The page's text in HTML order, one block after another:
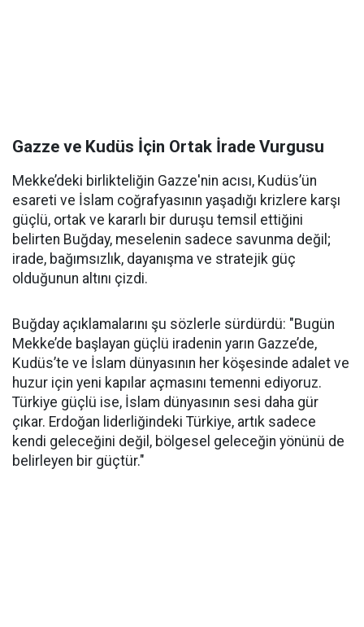
Gazze ve Kudüs İçin Ortak İrade Vurgusu
Mekke’deki birlikteliğin Gazze'nin acısı, Kudüs’ün
esareti ve İslam coğrafyasının yaşadığı krizlere karşı
güçlü, ortak ve kararlı bir duruşu temsil ettiğini
belirten Buğday, meselenin sadece savunma değil;
irade, bağımsızlık, dayanışma ve stratejik güç
olduğunun altını çizdi.
Buğday açıklamalarını şu sözlerle sürdürdü: "Bugün
Mekke’de başlayan güçlü iradenin yarın Gazze’de,
Kudüs’te ve İslam dünyasının her köşesinde adalet ve
huzur için yeni kapılar açmasını temenni ediyoruz.
Türkiye güçlü ise, İslam dünyasının sesi daha gür
çıkar. Erdoğan liderliğindeki Türkiye, artık sadece
kendi geleceğini değil, bölgesel geleceğin yönünü de
belirleyen bir güçtür."